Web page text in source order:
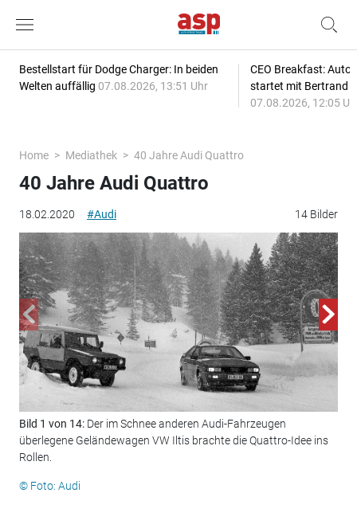
Bestellstart für Dodge Charger: In beiden
Welten auffällig 07.08.2026, 13:51 Uhr
CEO Breakfast:
startet mit Bertrand
07.08.2026, 12:05
Home Mediathek 40 Jahre Audi Quattro
18.02.2020 #Audi 14 Bilder
40 Jahre Audi Quattro
Bild 1 von 14: Der im Schnee anderen Audi-Fahrzeugen
überlegene Geländewagen VW Iltis brachte die Quattro-Idee ins
Rollen.
© Foto: Audi